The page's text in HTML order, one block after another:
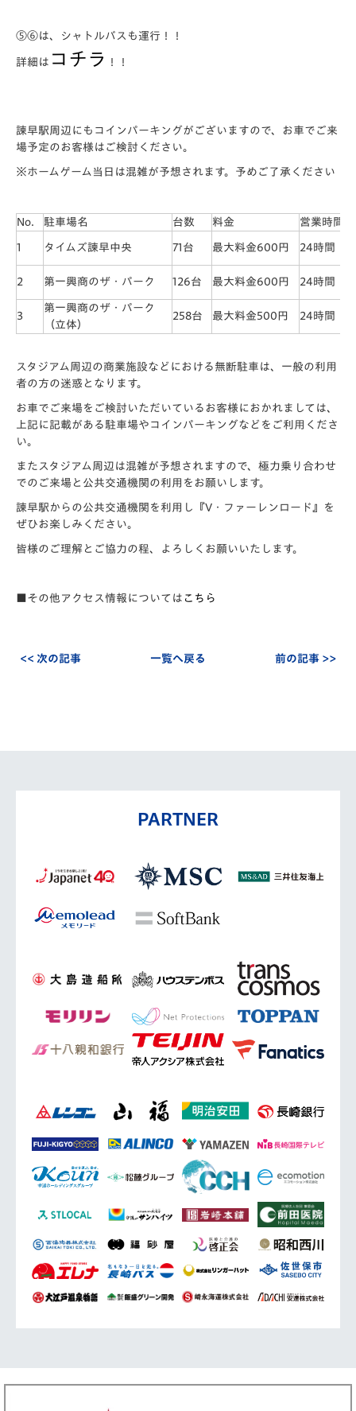
⑤⑥は、シャトルバスも運行！！
詳細は コチラ ！！
諫早駅周辺にもコインパーキングがございますので、お車でご来
場予定のお客様はご検討ください。
※ホームゲーム当日は混雑が予想されます。予めご了承ください
No. 駐車場名 台数 料金 営業時間
1 タイムズ諫早中央 71台 最大料金600円 24時間
2 第一興商のザ・パーク 126台 最大料金600円 24時間
3
第一興商のザ・パーク
（立体）
258台 最大料金500円 24時間
スタジアム周辺の商業施設などにおける無断駐車は、一般の利用
者の方の迷惑となります。
お車でご来場をご検討いただいているお客様におかれましては、
上記に記載がある駐車場やコインパーキングなどをご利用くださ
い。
またスタジアム周辺は混雑が予想されますので、極力乗り合わせ
でのご来場と公共交通機関の利用をお願いします。
諫早駅からの公共交通機関を利用し『V・ファーレンロード』を
ぜひお楽しみください。
皆様のご理解とご協力の程、よろしくお願いいたします。
■その他アクセス情報については こちら
<< 次の記事 一覧へ戻る 前の記事 >>
PARTNER